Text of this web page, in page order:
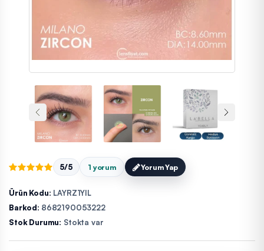
5/5 1 yorum Yorum Yap
Ürün Kodu: LAYRZ1YIL
Barkod: 8682190053222
Stok Durumu: Stokta var